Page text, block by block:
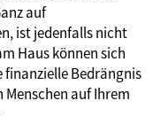
auf
ist jedenfalls nicht
Haus können sich
finanzielle Bedrängnis
auf Ihrem